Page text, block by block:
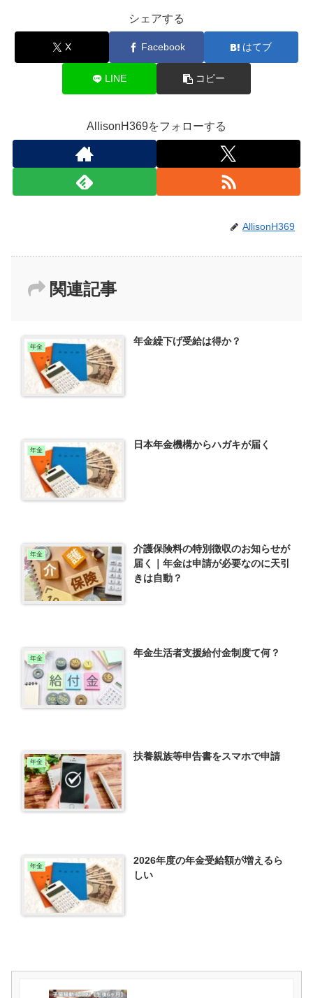
シェアする
X Facebook はてブ
LINE コピー
AllisonH369をフォローする
AllisonH369
関連記事
年金 年金繰下げ受給は得か？
年金 日本年金機構からハガキが届く
年金
介護保険料の特別徴収のお知らせが
届く｜年金は申請が必要なのに天引
きは自動？
年金 年金生活者支援給付金制度て何？
年金 扶養親族等申告書をスマホで申請
年金
2026年度の年金受給額が増えるら
しい